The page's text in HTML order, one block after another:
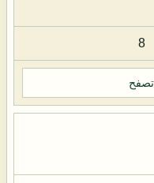
8
تصفح